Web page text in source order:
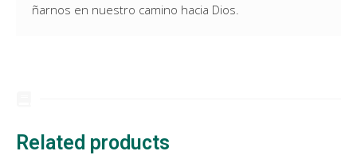
ñarnos en nuestro camino hacia Dios.
Related products